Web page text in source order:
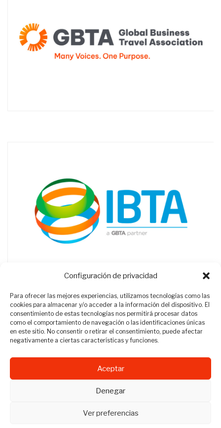
Configuración de privacidad
Para ofrecer las mejores experiencias, utilizamos tecnologías como las
cookies para almacenar y/o acceder a la información del dispositivo. El
consentimiento de estas tecnologías nos permitirá procesar datos
como el comportamiento de navegación o las identificaciones únicas
en este sitio. No consentir o retirar el consentimiento, puede afectar
negativamente a ciertas características y funciones.
Aceptar
Denegar
Ver preferencias
Revista Travel Manager © 2012 - 2026
Todos los derechos reservados.